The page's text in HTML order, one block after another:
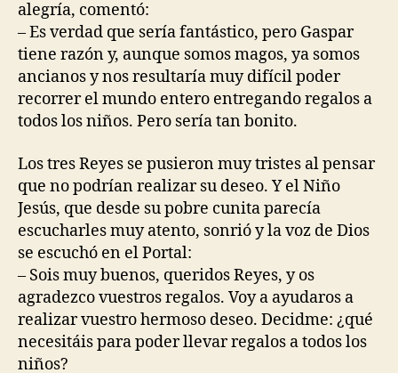
alegría, comentó:
– Es verdad que sería fantástico, pero Gaspar
tiene razón y, aunque somos magos, ya somos
ancianos y nos resultaría muy difícil poder
recorrer el mundo entero entregando regalos a
todos los niños. Pero sería tan bonito.
Los tres Reyes se pusieron muy tristes al pensar
que no podrían realizar su deseo. Y el Niño
Jesús, que desde su pobre cunita parecía
escucharles muy atento, sonrió y la voz de Dios
se escuchó en el Portal:
– Sois muy buenos, queridos Reyes, y os
agradezco vuestros regalos. Voy a ayudaros a
realizar vuestro hermoso deseo. Decidme: ¿qué
necesitáis para poder llevar regalos a todos los
niños?